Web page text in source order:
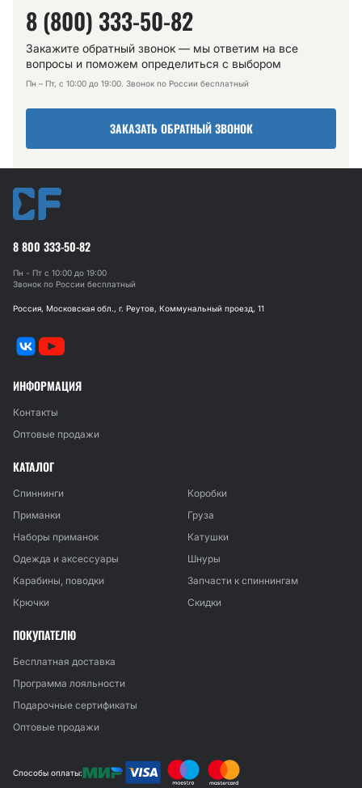
8 (800) 333-50-82
Закажите обратный звонок — мы ответим на все
вопросы и поможем определиться с выбором
Пн – Пт, с 10:00 до 19:00. Звонок по России бесплатный
ЗАКАЗАТЬ ОБРАТНЫЙ ЗВОНОК
8 800 333-50-82
Пн - Пт с 10:00 до 19:00
Звонок по России бесплатный
Россия, Московская обл., г. Реутов, Коммунальный проезд, 11
ИНФОРМАЦИЯ
Контакты
Оптовые продажи
КАТАЛОГ
Спиннинги
Коробки
Приманки
Груза
Наборы приманок
Катушки
Одежда и аксессуары
Шнуры
Карабины, поводки
Запчасти к спиннингам
Крючки
Скидки
ПОКУПАТЕЛЮ
Бесплатная доставка
Программа лояльности
Подарочные сертификаты
Оптовые продажи
Способы оплаты: